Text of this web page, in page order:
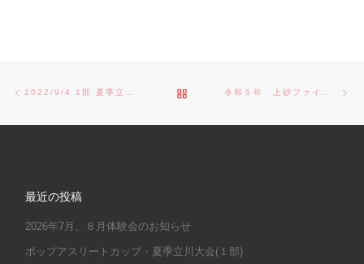
Post navigation
2022/9/4 1部 夏季立川大会決勝 VS 立川富士見シールス BACK TO POST LIST 令和５年 上砂ファイターズ始動
最近の投稿
2026年7月、８月体験会のお知らせ
ポップアスリートカップ・夏季立川大会(１部)